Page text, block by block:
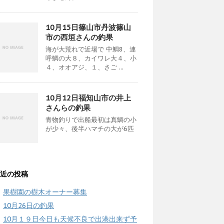
10月15日篠山市丹波篠山
市の西垣さんの釣果
海が大荒れで近場で 中鯛8、連
呼鯛の大８、カイワレ大４、小
４、オオアジ、１、さご ...
10月12日福知山市の井上
さんらの釣果
青物釣りで出船最初は真鯛の小
が少々、後半ハマチの大が6匹
の投稿
果樹園の樹木オーナー募集
10月26日の釣果
10月１９日今日も天候不良で出港出来ず予